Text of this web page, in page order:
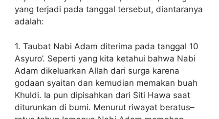
yang terjadi pada tanggal tersebut, diantaranya
adalah:
1. Taubat Nabi Adam diterima pada tanggal 10
Asyuro’. Seperti yang kita ketahui bahwa Nabi
Adam dikeluarkan Allah dari surga karena
godaan syaitan dan kemudian memakan buah
Khuldi. Ia pun dipisahkan dari Siti Hawa saat
diturunkan di bumi. Menurut riwayat beratus–